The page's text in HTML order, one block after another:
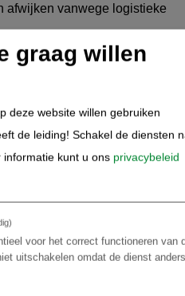
afwijken vanwege logistieke
arrangement:
over de rivier en zijarmen
met vogel- en wildlife-
spotten van kaaimannen en
met Engelstalige gids
of boog en pijl)
graag willen
deze website willen gebruiken
de leiding! Schakel de diensten
informatie kunt u ons privacybeleid
voor het correct functioneren van
uitschakelen omdat de dienst